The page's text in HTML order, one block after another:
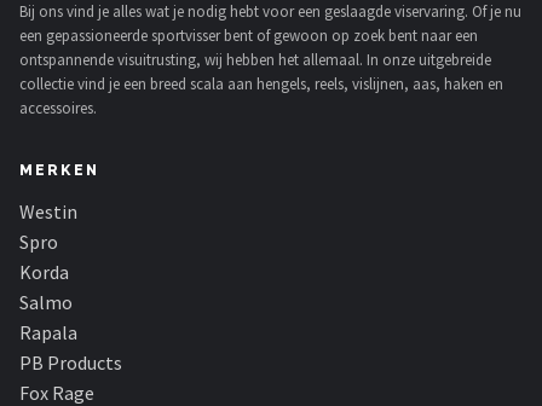
Mikado
Alle merken →
Bij ons vind je alles wat je nodig hebt voor een geslaagde viservaring. Of je nu
een gepassioneerde sportvisser bent of gewoon op zoek bent naar een
ontspannende visuitrusting, wij hebben het allemaal. In onze uitgebreide
collectie vind je een breed scala aan hengels, reels, vislijnen, aas, haken en
accessoires.
MERKEN
Westin
Spro
Korda
Salmo
Rapala
PB Products
Fox Rage